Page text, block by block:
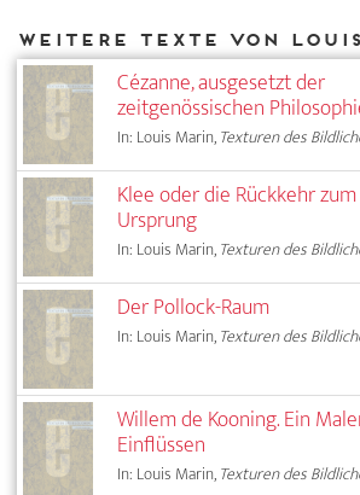
Cézanne, ausgesetzt der
zeitgenössischen
In: Louis Marin,Texturen des
Klee oder die Rückkehr zum
Ursprung
In: Louis Marin,Texturen des
Der Pollock-Raum
In: Louis Marin,Texturen des
Willem de Kooning. Ein
Einflüssen
In: Louis Marin,Texturen des